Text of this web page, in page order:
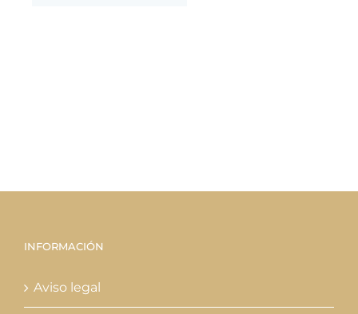
INFORMACIÓN
Aviso legal